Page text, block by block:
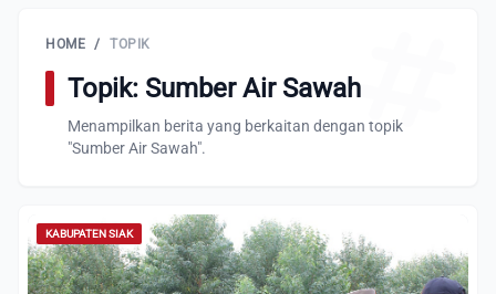
HOME / TOPIK
Topik: Sumber Air Sawah
Menampilkan berita yang berkaitan dengan topik
"Sumber Air Sawah".
KABUPATEN SIAK